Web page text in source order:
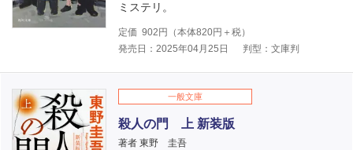
ミステリ。
定価 902 円（本体820円＋税）
発売日：2025年04月25日
判型：文庫判
一般文庫
殺人の門 上 新装版
著者 東野 圭吾